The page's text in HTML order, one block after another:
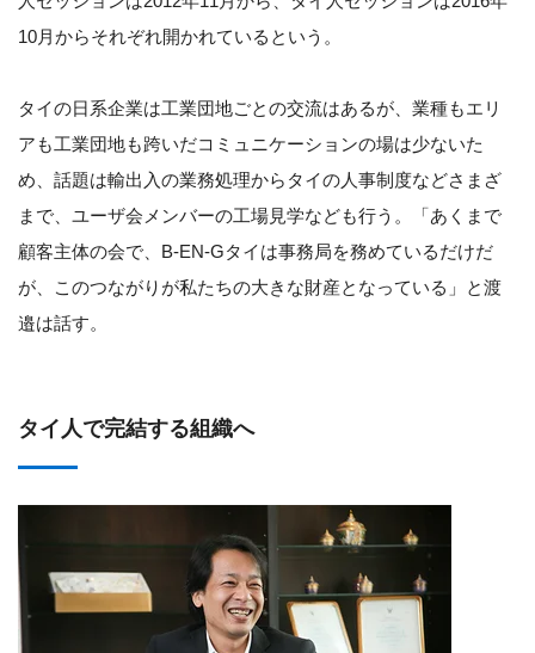
10月からそれぞれ開かれているという。
タイの日系企業は工業団地ごとの交流はあるが、業種もエリ
アも工業団地も跨いだコミュニケーションの場は少ないた
め、話題は輸出入の業務処理からタイの人事制度などさまざ
まで、ユーザ会メンバーの工場見学なども行う。「あくまで
顧客主体の会で、B-EN-Gタイは事務局を務めているだけだ
が、このつながりが私たちの大きな財産となっている」と渡
邉は話す。
タイ人で完結する組織へ